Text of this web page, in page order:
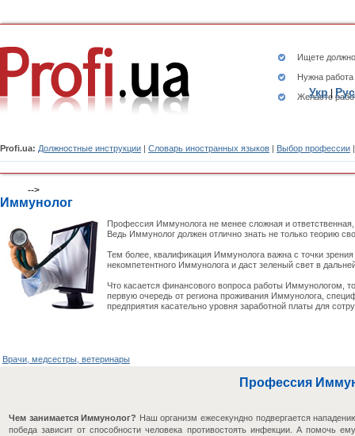
Ищете
Нужна
Желаете
Profi.ua: Должностные инструкции | Словарь иностранных языков | Выбор профессии
Укр| Рус
-->
Иммунолог
Профессия Иммунолога не менее сложная и
Ведь Иммунолог должен отлично знать не только теорию
Тем более, квалификация Иммунолога важна с точки
некомпетентного Иммунолога и даст зеленый свет в
Что касается финансового вопроса работы Иммунологом,
первую очередь от региона проживания Иммунолога,
предприятия касательно уровня заработной платы для
Врачи, медсестры, ветеринары
Профессия
Чем занимается Иммунолог? Наш организм ежесекундно подвергается
победа зависит от способности человека противостоять инфекции. А помочь